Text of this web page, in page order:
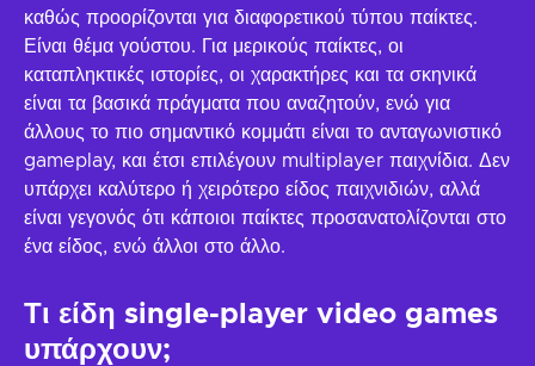
καθώς προορίζονται για διαφορετικού τύπου παίκτες.
Είναι θέμα γούστου. Για μερικούς παίκτες, οι
καταπληκτικές ιστορίες, οι χαρακτήρες και τα σκηνικά
είναι τα βασικά πράγματα που αναζητούν, ενώ για
άλλους το πιο σημαντικό κομμάτι είναι το ανταγωνιστικό
gameplay, και έτσι επιλέγουν multiplayer παιχνίδια. Δεν
υπάρχει καλύτερο ή χειρότερο είδος παιχνιδιών, αλλά
είναι γεγονός ότι κάποιοι παίκτες προσανατολίζονται στο
ένα είδος, ενώ άλλοι στο άλλο.
Τι είδη single-player video games
υπάρχουν;